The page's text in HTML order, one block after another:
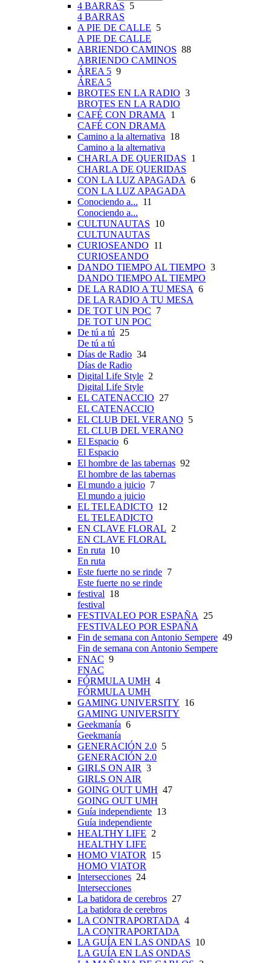
4 BARRAS 5
4 BARRAS
A PIE DE CALLE 5
A PIE DE CALLE
ABRIENDO CAMINOS 88
ABRIENDO CAMINOS
ÁREA 5 9
ÁREA 5
BROTES EN LA RADIO 3
BROTES EN LA RADIO
CAFÉ CON DRAMA
1
CAFÉ CON DRAMA
Camino a la alternativa 18
Camino a la alternativa
CHARLA DE QUERIDAS 1
CHARLA DE QUERIDAS
CON LA LUZ APAGADA 6
CON LA LUZ APAGADA
Conociendo a... 11
Conociendo a...
CULTUNAUTAS 10
CULTUNAUTAS
CURIOSEANDO 11
CURIOSEANDO
DANDO TIEMPO AL TIEMPO 3
DANDO TIEMPO AL TIEMPO
DE LA RADIO A TU MESA 6
DE LA RADIO A TU MESA
DE TOT UN POC 7
DE TOT UN POC
De tú a tú 25
De tú a tú
Días de Radio 34
Días de Radio
Digital Life Style 2
Digital Life Style
EL CATENACCIO 27
EL CATENACCIO
EL CLUB DEL VERANO 5
EL CLUB DEL VERANO
El Espacio 6
El Espacio
El hombre de las tabernas 92
El hombre de las tabernas
El mundo a juicio 7
El mundo a juicio
EL TELEADICTO 12
EL TELEADICTO
EN CLAVE FLORAL 2
EN CLAVE FLORAL
En ruta 10
En ruta
Este fuerte no se rinde 7
Este fuerte no se rinde
festival 18
festival
FESTIVALEO POR ESPAÑA
25
FESTIVALEO POR ESPAÑA
Fin de semana con Antonio Sempere 49
Fin de semana con Antonio Sempere
FNAC 9
FNAC
FÓRMULA UMH 4
FÓRMULA UMH
GAMING UNIVERSITY 16
GAMING UNIVERSITY
Geekmanía 6
Geekmanía
GENERACIÓN 2.0 5
GENERACIÓN 2.0
GIRLS ON AIR 3
GIRLS ON AIR
GOING OUT UMH 47
GOING OUT UMH
Guía independiente 13
Guía independiente
HEALTHY LIFE 2
HEALTHY LIFE
HOMO VIATOR
15
HOMO VIATOR
Intersecciones 24
Intersecciones
La batidora de cerebros 27
La batidora de cerebros
LA CONTRAPORTADA 4
LA CONTRAPORTADA
LA GUÍA EN LAS ONDAS 10
LA GUÍA EN LAS ONDAS